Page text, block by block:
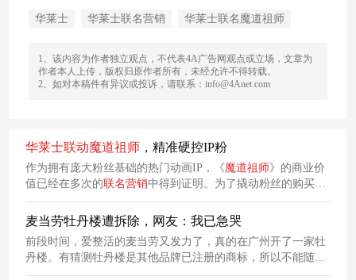
华莱士 华莱士联名营销 华莱士联名魔道祖师
1、该内容为作者独立观点，不代表4A广告网观点或立场，文章为
作者本人上传，版权归原作者所有，未经允许不得转载。
2、如对本稿件有异议或投诉，请联系：info@4Anet.com
华莱士联动魔道祖师 ，精准硬控IP粉
作为拥有庞大粉丝基础的热门动画IP，《魔道祖师》的商业价
值已经在多次的联名营销中得到证明。为了撬动粉丝的购买
力，华莱士也携手《魔道祖师》开启了限定联名，并推出了多
款限定周边，力图满足粉丝对《 魔道祖师》IP的热爱，激发其
购买欲望。
麦当劳牡丹楼遭拆除，网友：我已急哭
前段时间，爱整活的麦当劳又发力了，真的在广州开了一家牡
丹楼。有猜测牡丹楼是其他品牌已注册的商标，所以不能随意
使用。也有人说是因为该名字与麦当劳营业执照不符，所以被